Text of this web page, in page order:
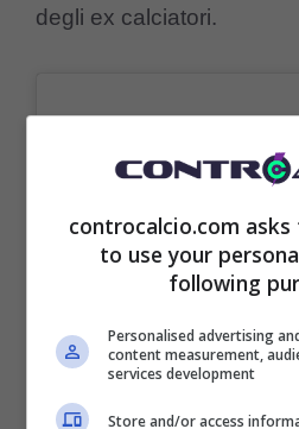
degli ex calciatori.
controcalcio.com
to use your
following
Personalised advertising
content measurement,
services development
Store and/or access